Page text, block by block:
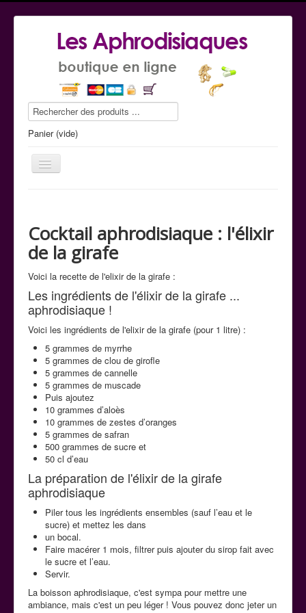
Panier (vide)
Le guide conseil
Commande tel
La cuisine aphrodisiaque
Contact
Cocktail aphrodisiaque : l'élixir
de la girafe
Voici la recette de l'elixir de la girafe :
Les ingrédients de l'élixir de la girafe ...
aphrodisiaque !
Voici les ingrédients de l'elixir de la girafe (pour 1 litre) :
5 grammes de myrrhe
5 grammes de clou de girofle
5 grammes de cannelle
5 grammes de muscade
Puis ajoutez
10 grammes d’aloès
10 grammes de zestes d’oranges
5 grammes de safran
500 grammes de sucre et
50 cl d’eau
La préparation de l'élixir de la girafe
aphrodisiaque
Piler tous les ingrédients ensembles (sauf l’eau et le
sucre) et mettez les dans
un bocal.
Faire macérer 1 mois, filtrer puis ajouter du sirop fait avec
le sucre et l’eau.
Servir.
La boisson aphrodisiaque, c'est sympa pour mettre une
ambiance, mais c'est un peu léger ! Vous pouvez donc jeter un